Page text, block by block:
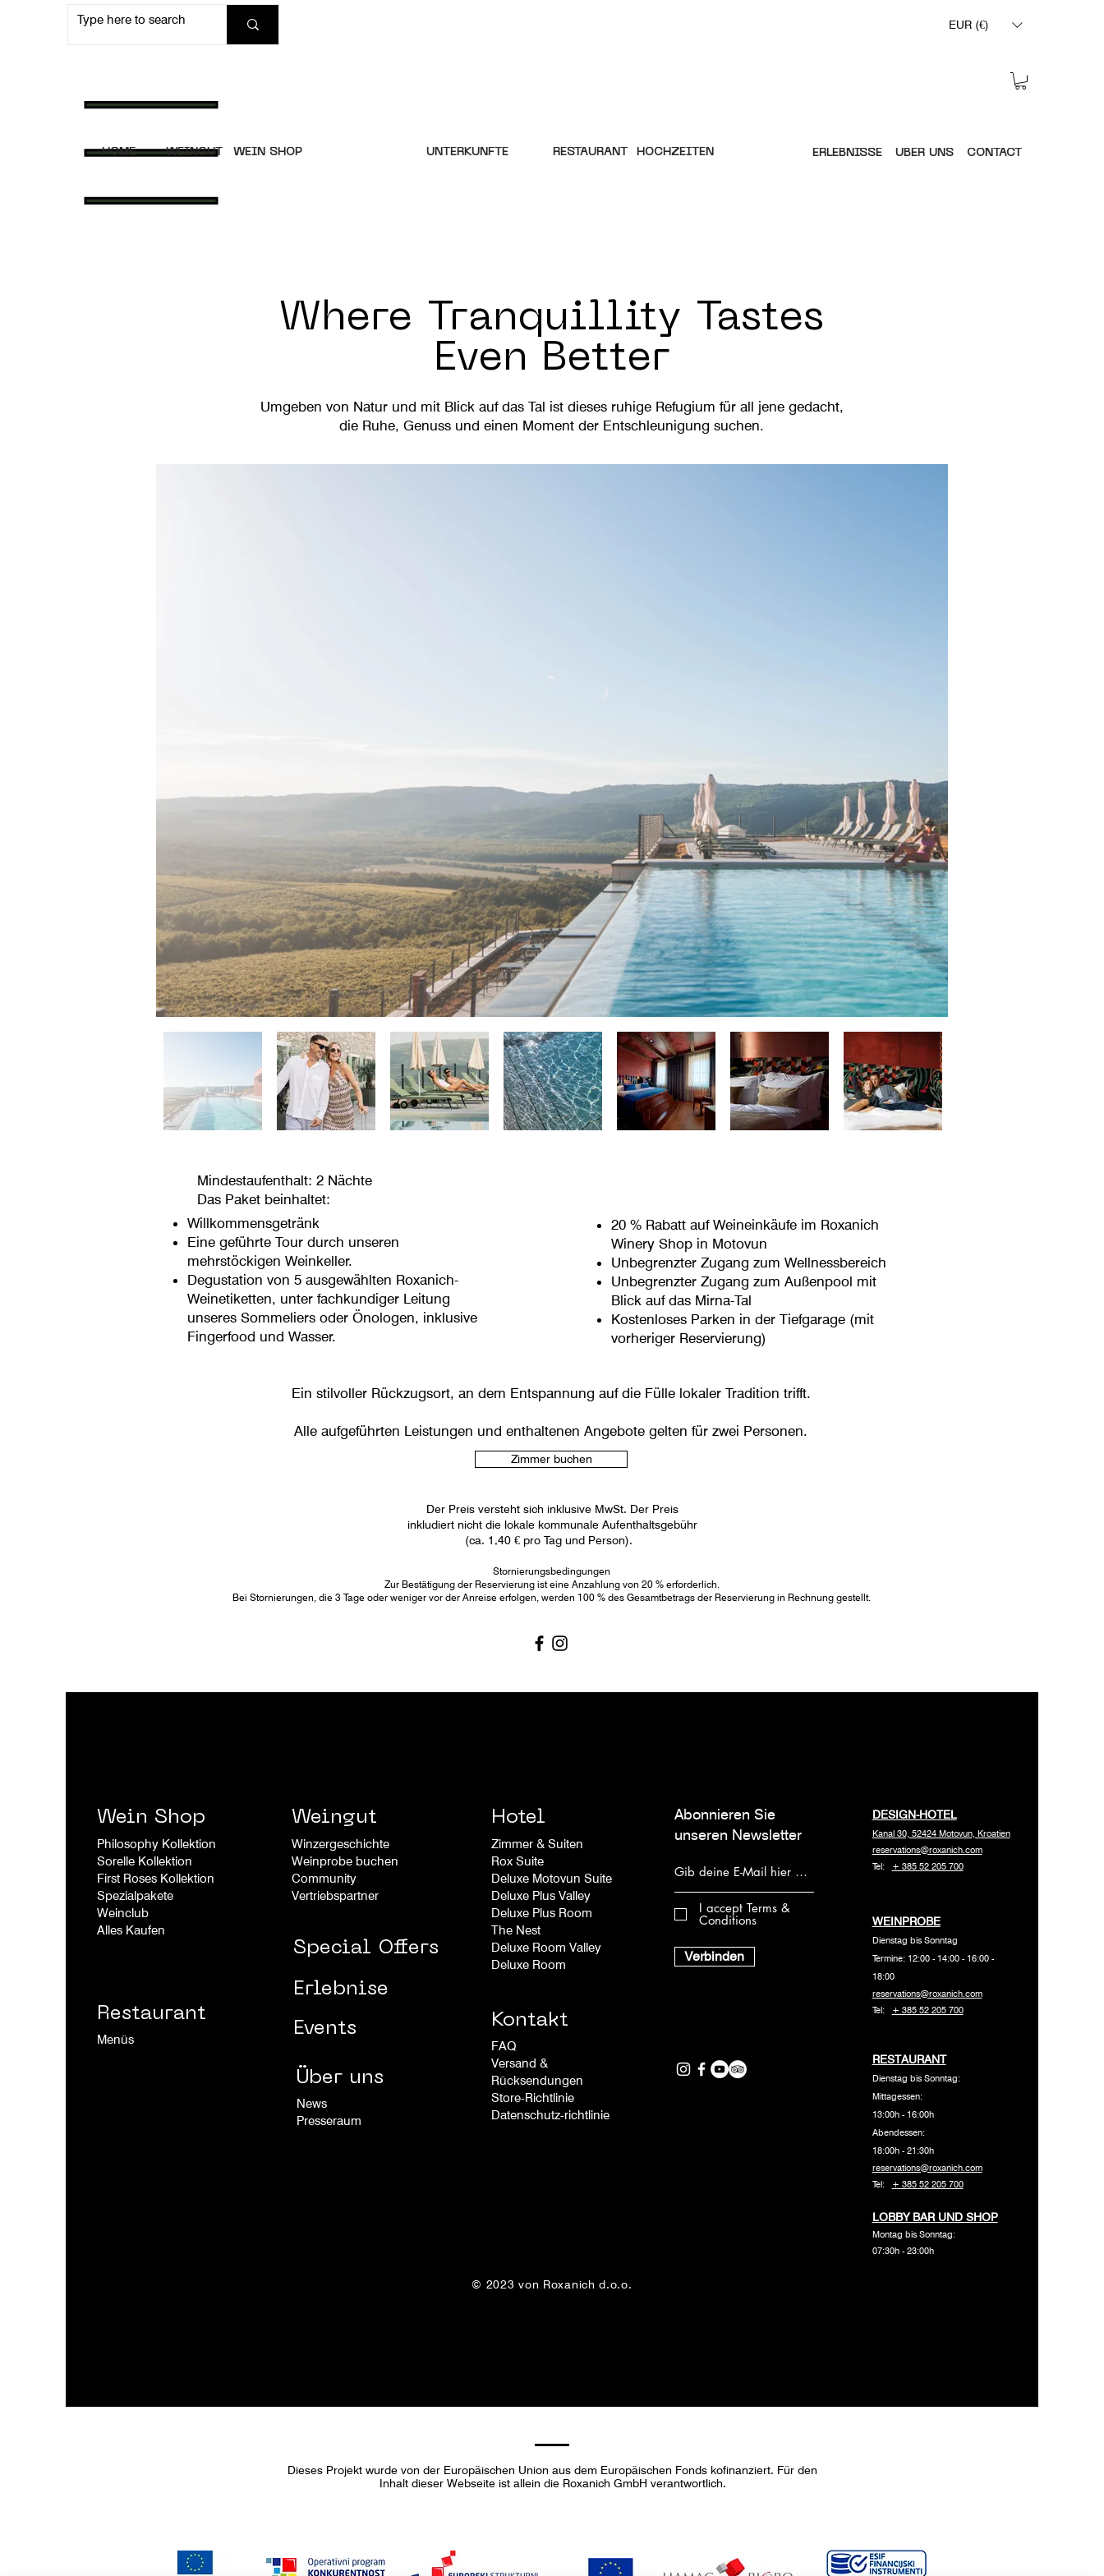
HOME WEINGUT WEIN SHOP UNTERKÜNFTE RESTAURANT HOCHZEITEN ERLEBNISSE ÜBER UNS CONTACT
EUR (€)
Where Tranquillity Tastes
Even Better
Umgeben von Natur und mit Blick auf das Tal ist dieses ruhige Refugium für all jene gedacht,
die Ruhe, Genuss und einen Moment der Entschleunigung suchen.
Mindestaufenthalt: 2 Nächte
Das Paket beinhaltet:
Willkommensgetränk
Eine geführte Tour durch unseren
mehrstöckigen Weinkeller.
Degustation von 5 ausgewählten Roxanich-
Weinetiketten, unter fachkundiger Leitung
unseres Sommeliers oder Önologen, inklusive
Fingerfood und Wasser.
20 % Rabatt auf Weineinkäufe im Roxanich
Winery Shop in Motovun
Unbegrenzter Zugang zum Wellnessbereich
Unbegrenzter Zugang zum Außenpool mit
Blick auf das Mirna-Tal
Kostenloses Parken in der Tiefgarage (mit
vorheriger Reservierung)
Ein stilvoller Rückzugsort, an dem Entspannung auf die Fülle lokaler Tradition trifft.
Alle aufgeführten Leistungen und enthaltenen Angebote gelten für zwei Personen.
Zimmer buchen
Der Preis versteht sich inklusive MwSt. Der Preis
inkludiert nicht die lokale kommunale Aufenthaltsgebühr
(ca. 1,40 € pro Tag und Person).
Stornierungsbedingungen
Zur Bestätigung der Reservierung ist eine Anzahlung von 20 % erforderlich.
Bei Stornierungen, die 3 Tage oder weniger vor der Anreise erfolgen, werden 100 % des Gesamtbetrags der Reservierung in Rechnung gestellt.
Wein Shop
Philosophy Kollektion
Sorelle Kollektion
First Roses Kollektion
Spezialpakete
Weinclub
Alles Kaufen
Restaurant
Menüs
Weingut
Winzergeschichte
Weinprobe buchen
Community
Vertriebspartner
Special Offers
Erlebnise
Events
Über uns
News
Presseraum
Hotel
Zimmer & Suiten
Rox Suite
Deluxe Motovun Suite
Deluxe Plus Valley
Deluxe Plus Room
The Nest
Deluxe Room Valley
Deluxe Room
Kontakt
FAQ
Versand &
Rücksendungen
Store-Richtlinie
Datenschutz-richtlinie
Abonnieren Sie
unseren Newsletter
I accept Terms &
Conditions
Verbinden
DESIGN-HOTEL
Kanal 30, 52424 Motovun, Kroatien
reservations@roxanich.com
Tel:
+ 385 52 205 700
WEINPROBE
Dienstag bis Sonntag
Termine: 12:00 - 14:00 - 16:00 -
18:00
reservations@roxanich.com
Tel:
+ 385 52 205 700
RESTAURANT
Dienstag bis Sonntag:
Mittagessen:
13:00h - 16:00h
Abendessen:
18:00h - 21:30h
reservations@roxanich.com
Tel:
+ 385 52 205 700
LOBBY BAR UND SHOP
Montag bis Sonntag:
07:30h - 23:00h
© 2023 von Roxanich d.o.o.
Dieses Projekt wurde von der Europäischen Union aus dem Europäischen Fonds kofinanziert. Für den
Inhalt dieser Webseite ist allein die Roxanich GmbH verantwortlich.